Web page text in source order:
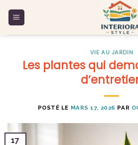
VIE AU JARDIN
Les plantes qui
POSTÉ LE MARS 17, 2026 PAR
17